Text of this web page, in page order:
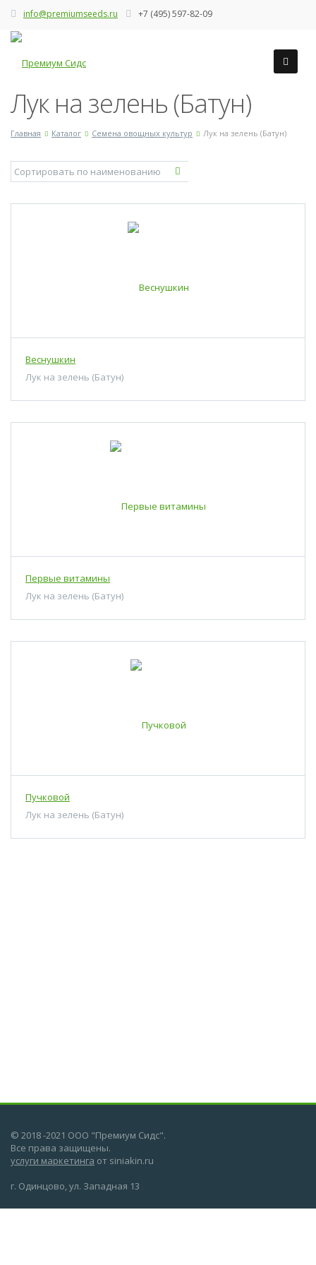
info@premiumseeds.ru +7 (495) 597-82-09
Лук на зелень (Батун)
Главная Каталог Семена овощных культур Лук на зелень (Батун)
Веснушкин
Лук на зелень (Батун)
Первые витамины
Лук на зелень (Батун)
Пучковой
Лук на зелень (Батун)
© 2018 -2021 ООО "Премиум Сидс".
Все права защищены.
услуги маркетинга от siniakin.ru
г. Одинцово, ул. Западная 13